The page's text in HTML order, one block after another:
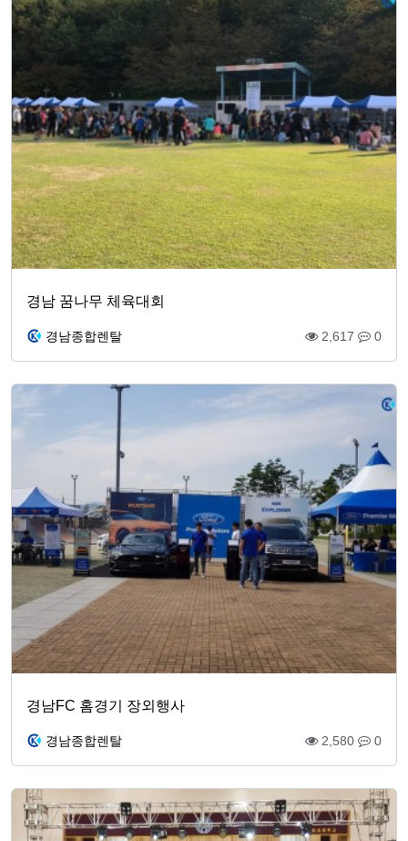
경남 꿈나무 체육대회
경남종합렌탈 2,617 0
경남FC 홈경기 장외행사
경남종합렌탈 2,580 0